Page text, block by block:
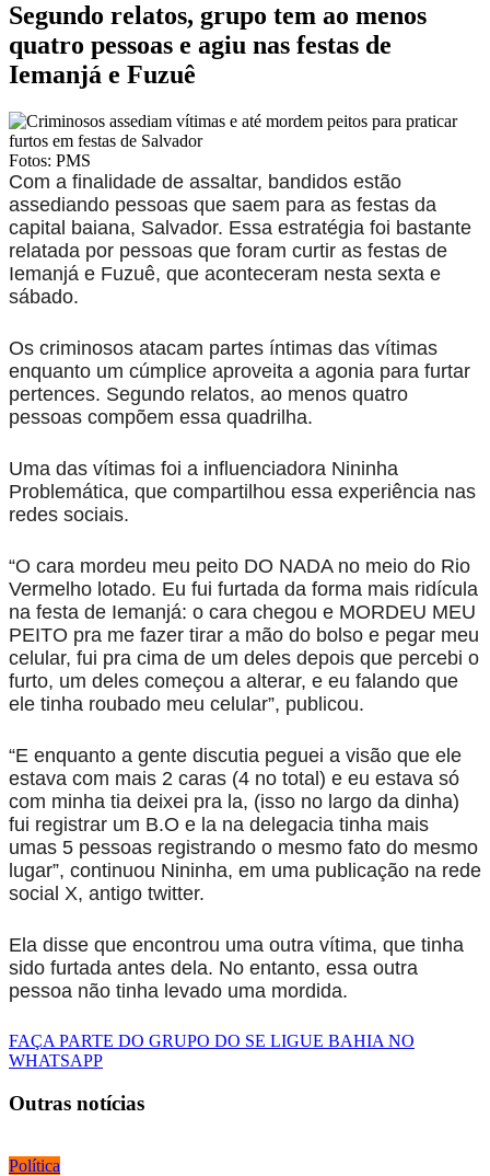
Segundo relatos, grupo tem ao menos
quatro pessoas e agiu nas festas de
Iemanjá e Fuzuê
Fotos: PMS
Com a finalidade de assaltar, bandidos estão
assediando pessoas que saem para as festas da
capital baiana, Salvador. Essa estratégia foi bastante
relatada por pessoas que foram curtir as festas de
Iemanjá e Fuzuê, que aconteceram nesta sexta e
sábado.
Os criminosos atacam partes íntimas das vítimas
enquanto um cúmplice aproveita a agonia para furtar
pertences. Segundo relatos, ao menos quatro
pessoas compõem essa quadrilha.
Uma das vítimas foi a influenciadora Nininha
Problemática, que compartilhou essa experiência nas
redes sociais.
“O cara mordeu meu peito DO NADA no meio do Rio
Vermelho lotado. Eu fui furtada da forma mais ridícula
na festa de Iemanjá: o cara chegou e MORDEU MEU
PEITO pra me fazer tirar a mão do bolso e pegar meu
celular, fui pra cima de um deles depois que percebi o
furto, um deles começou a alterar, e eu falando que
ele tinha roubado meu celular”, publicou.
“E enquanto a gente discutia peguei a visão que ele
estava com mais 2 caras (4 no total) e eu estava só
com minha tia deixei pra la, (isso no largo da dinha)
fui registrar um B.O e la na delegacia tinha mais
umas 5 pessoas registrando o mesmo fato do mesmo
lugar”, continuou Nininha, em uma publicação na rede
social X, antigo twitter.
Ela disse que encontrou uma outra vítima, que tinha
sido furtada antes dela. No entanto, essa outra
pessoa não tinha levado uma mordida.
FAÇA PARTE DO GRUPO DO SE LIGUE BAHIA NO
WHATSAPP
Outras notícias
Política